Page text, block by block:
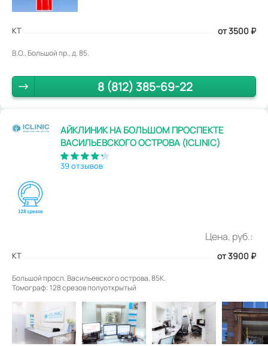
КТ от 3500 ₽
В.О., Большой пр., д. 85.
8 (812) 385-69-22
АЙКЛИНИК НА БОЛЬШОМ ПРОСПЕКТЕ
ВАСИЛЬЕВСКОГО ОСТРОВА (ICLINIC)
39 отзывов
Цена, руб.:
КТ от 3900 ₽
Большой просп. Васильевского острова, 85К.
Томограф: 128 срезов полуоткрытый